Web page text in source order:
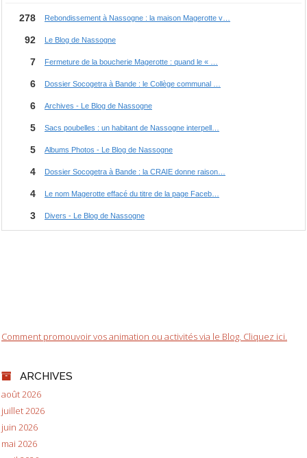
Comment promouvoir vos animation ou activités via le Blog. Cliquez ici.
ARCHIVES
août 2026
juillet 2026
juin 2026
mai 2026